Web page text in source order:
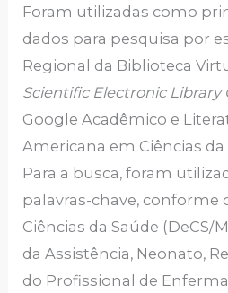
Foram utilizadas como
dados para pesquisa por
Regional da Biblioteca
Scientific Electronic Library
Google Acadêmico e
Americana em Ciências da
Para a busca, foram
palavras-chave, conforme
Ciências da Saúde (DeCS/
da Assistência, Neonato,
do Profissional de